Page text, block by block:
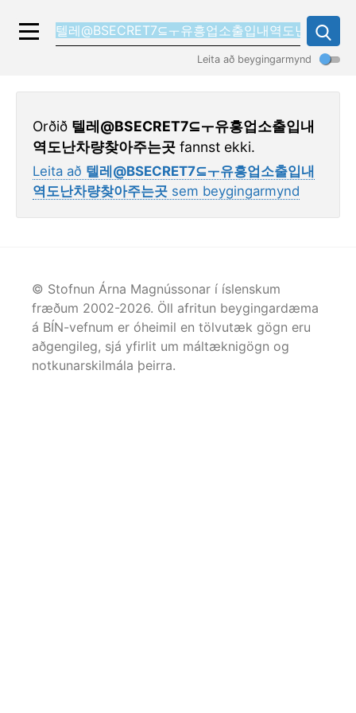
Leita að beygingarmynd
Orðið 텔레@BSECRET7⊆ㅜ유흥업소출입내
역도난차량찾아주는곳 fannst ekki.
Leita að 텔레@BSECRET7⊆ㅜ유흥업소출입내
역도난차량찾아주는곳 sem beygingarmynd
© Stofnun Árna Magnússonar í íslenskum
fræðum 2002-2026. Öll afritun beygingardæma
á BÍN-vefnum er óheimil en tölvutæk gögn eru
aðgengileg, sjá yfirlit um máltæknigögn og
notkunarskilmála þeirra.